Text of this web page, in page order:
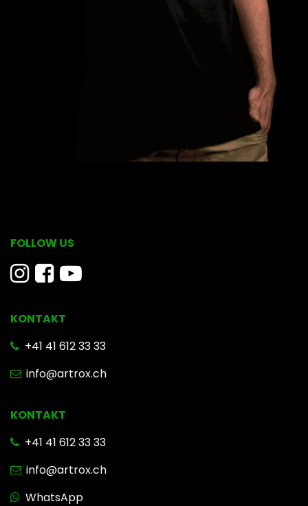
FOLLOW US
KONTAKT
​ +41 41 612 33 33
info@artrox.ch
KONTAKT
+41 41 612 33 33
info@artrox.ch
WhatsApp